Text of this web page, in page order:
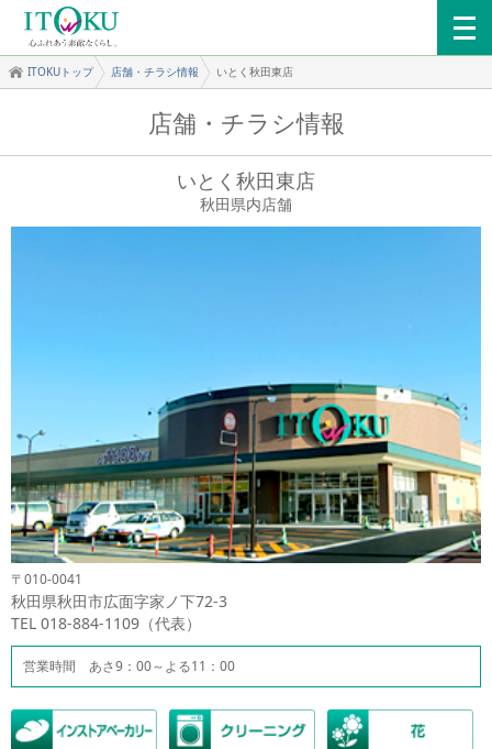
ITOKUトップ 店舗・チラシ情報 いとく秋田東店
店舗・チラシ情報
いとく秋田東店
秋田県内店舗
〒010-0041
秋田県秋田市広面字家ノ下72-3
TEL 018-884-1109（代表）
営業時間 あさ9：00～よる11：00